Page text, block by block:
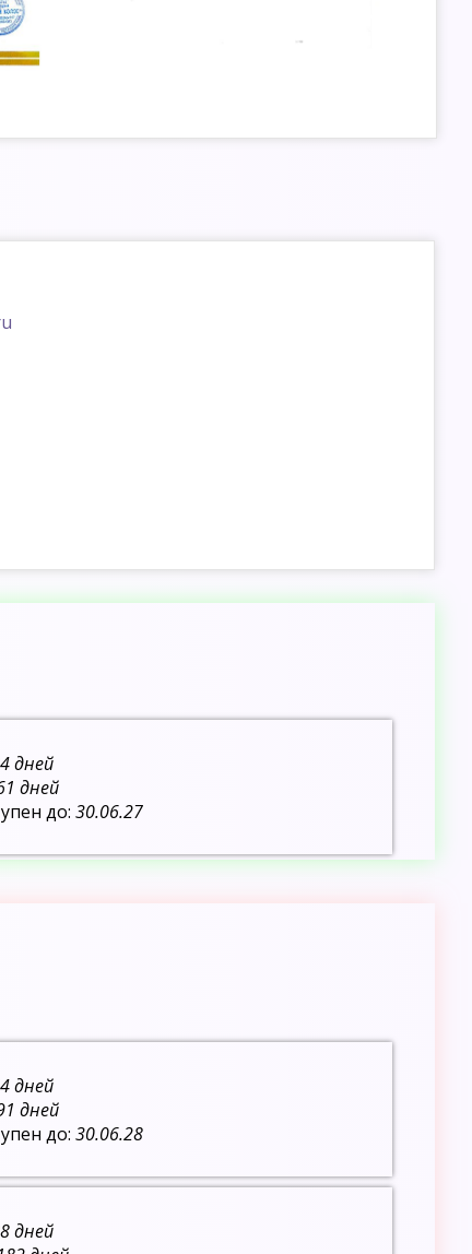
дней
дней
до: 30.06.27
дней
дней
до: 30.06.28
дней